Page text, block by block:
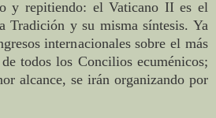
y repitiendo: el Vaticano II es el
Tradición y su misma síntesis. Ya
internacionales sobre el más
todos los Concilios ecuménicos;
alcance, se irán organizando por